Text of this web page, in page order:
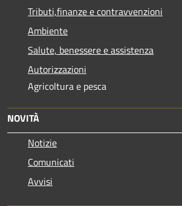
Tributi,finanze e contravvenzioni
Ambiente
Salute, benessere e assistenza
Autorizzazioni
Agricoltura e pesca
NOVITÀ
Notizie
Comunicati
Avvisi